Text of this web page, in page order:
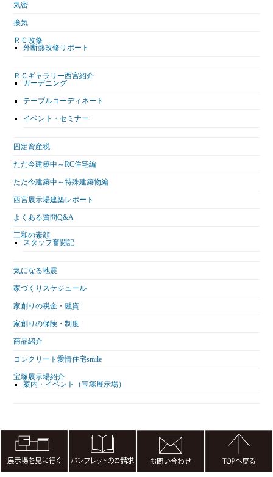
気密
換気
ＲＣ改修
外断熱改修リポート
ＲＣギャラリー西宮紹介
ガーデニング
テーブルコーディネート
イベント・セミナー
固定資産税
ただ今建築中～RC住宅編
ただ今建築中～特殊建築物編
西宮展示場建築レポート
よくある質問Q&A
三和の素顔
スタッフ奮闘記
気になる地震
家づくりスケジュール
家創りの税金・融資
家創りの保険・制度
商品紹介
コンクリート愛情住宅smile
宝塚展示場紹介
案内・イベント（宝塚展示場）